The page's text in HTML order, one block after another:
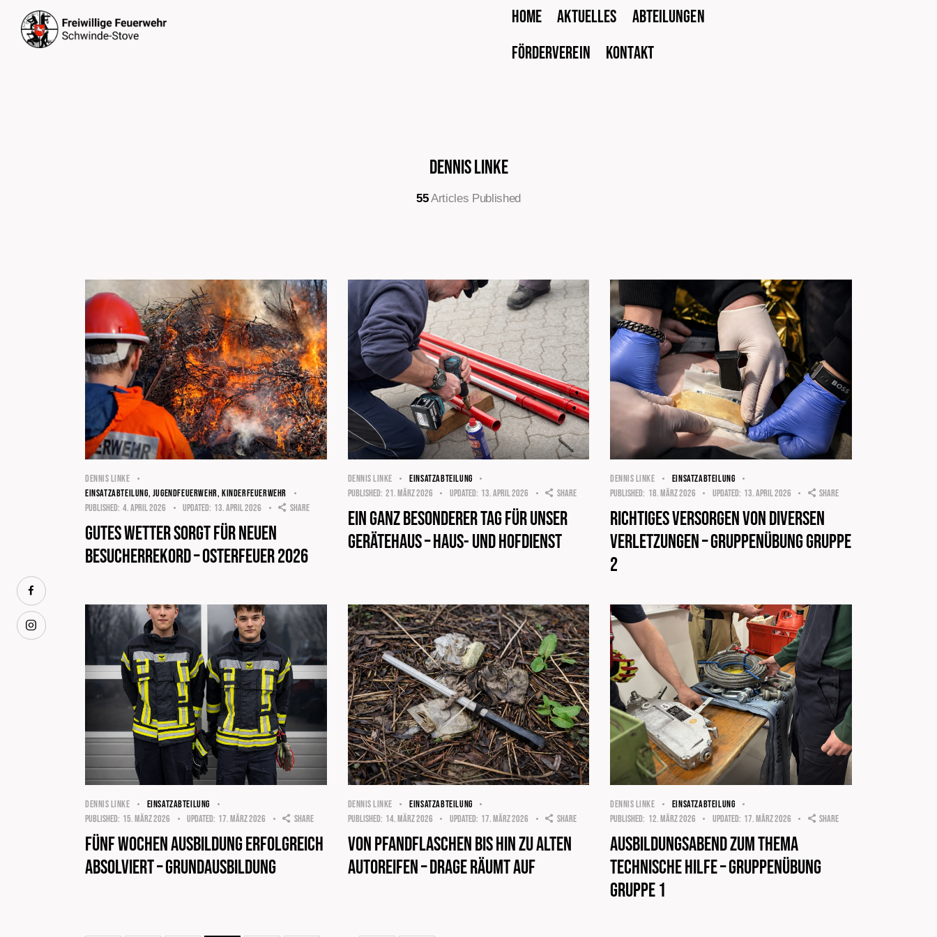
Home Aktuelles
Abteilungen
Förderverein
Kontakt
Dennis Linke
55Articles Published
DENNIS LINKE
EINSATZABTEILUNG, JUGENDFEUERWEHR,KINDERFEUERWEHR
Published: 4. April 2026 Updated: 13. April 2026 Share
Gutes Wetter sorgt für neuen
Besucherrekord – Osterfeuer 2026
DENNIS LINKE
EINSATZABTEILUNG
Published: 21. März 2026 Updated: 13. April 2026 Share
Ein ganz besonderer Tag für unser
Gerätehaus – Haus- und Hofdienst
DENNIS LINKE
EINSATZABTEILUNG
Published: 18. März 2026 Updated: 13. April 2026 Share
Richtiges Versorgen von diversen
Verletzungen – Gruppenübung Gruppe
2
DENNIS LINKE
EINSATZABTEILUNG
Published: 15. März 2026 Updated: 17. März 2026 Share
Fünf Wochen Ausbildung erfolgreich
absolviert – Grundausbildung
DENNIS LINKE
EINSATZABTEILUNG
Published: 14. März 2026 Updated: 17. März 2026 Share
Von Pfandflaschen bis hin zu alten
Autoreifen – Drage räumt auf
DENNIS LINKE
EINSATZABTEILUNG
Published: 12. März 2026 Updated: 17. März 2026 Share
Ausbildungsabend zum Thema
technische Hilfe – Gruppenübung
Gruppe 1